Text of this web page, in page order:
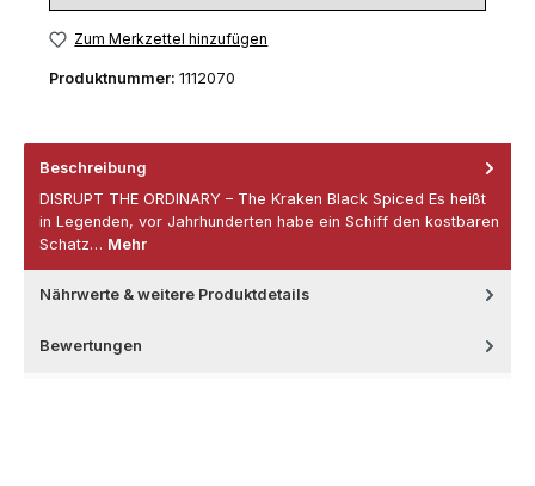
Zum Merkzettel hinzufügen
Produktnummer: 1112070
Beschreibung
DISRUPT THE ORDINARY – The Kraken Black Spiced Es heißt
in Legenden, vor Jahrhunderten habe ein Schiff den kostbaren
Schatz… Mehr
Nährwerte & weitere Produktdetails
Bewertungen